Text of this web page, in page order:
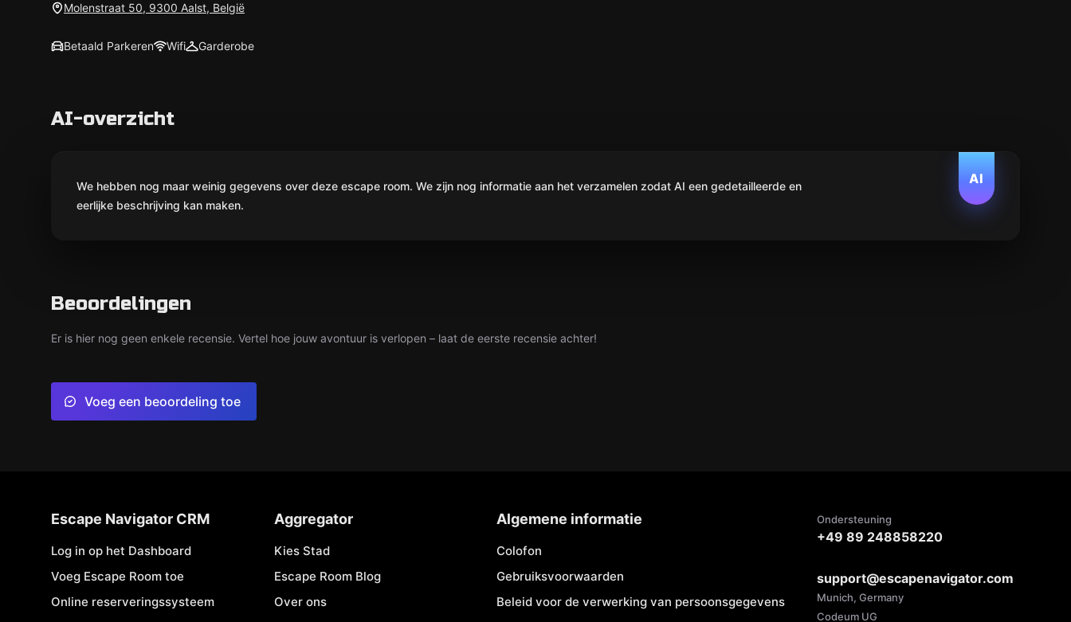
Molenstraat 50, 9300 Aalst, België
Betaald Parkeren Wifi Garderobe
AI-overzicht
AI
We hebben nog maar weinig gegevens over deze escape room. We zijn nog informatie aan het verzamelen zodat AI een gedetailleerde en
eerlijke beschrijving kan maken.
Beoordelingen
Er is hier nog geen enkele recensie. Vertel hoe jouw avontuur is verlopen – laat de eerste recensie achter!
Voeg een beoordeling toe
Escape Navigator CRM
Log in op het Dashboard
Voeg Escape Room toe
Online reserveringssysteem
Aggregator
Kies Stad
Escape Room Blog
Over ons
Algemene informatie
Colofon
Gebruiksvoorwaarden
Beleid voor de verwerking van persoonsgegevens
Ondersteuning
+49 89 248858220
support@escapenavigator.com
Munich, Germany
Codeum UG